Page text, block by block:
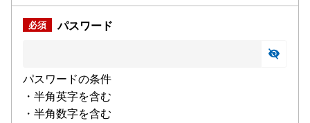
パスワード
パスワードの条件
・半角英字を含む
・半角数字を含む